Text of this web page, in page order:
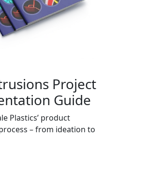
Project
Guide
Plastics’ product
– from ideation to